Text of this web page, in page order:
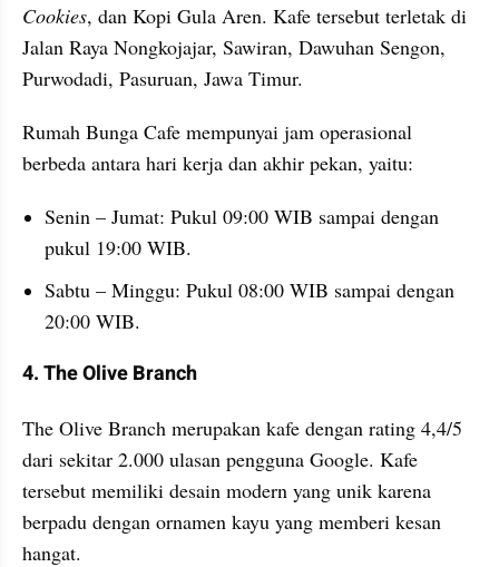
Cookies, dan Kopi Gula Aren. Kafe tersebut terletak di
Jalan Raya Nongkojajar, Sawiran, Dawuhan Sengon,
Purwodadi, Pasuruan, Jawa Timur.
Rumah Bunga Cafe mempunyai jam operasional
berbeda antara hari kerja dan akhir pekan, yaitu:
Senin – Jumat: Pukul 09:00 WIB sampai dengan
pukul 19:00 WIB.
Sabtu – Minggu: Pukul 08:00 WIB sampai dengan
20:00 WIB.
4. The Olive Branch
The Olive Branch merupakan kafe dengan rating 4,4/5
dari sekitar 2.000 ulasan pengguna Google. Kafe
tersebut memiliki desain modern yang unik karena
berpadu dengan ornamen kayu yang memberi kesan
hangat.